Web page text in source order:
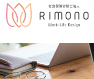
お問い合わせ
電話番号
string(15) "代表コラム"